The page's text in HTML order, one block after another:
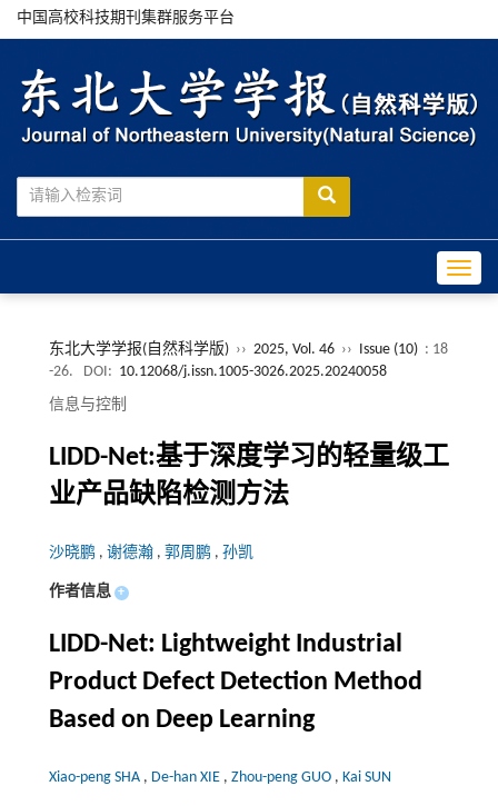
中国高校科技期刊集群服务平台
东北大学学报(自然科学版) ›› 2025, Vol. 46 ›› Issue (10) : 18
-26.
DOI: 10.12068/j.issn.1005-3026.2025.20240058
信息与控制
LIDD-Net:基于深度学习的轻量级工
业产品缺陷检测方法
沙晓鹏 , 谢德瀚 , 郭周鹏 , 孙凯
作者信息 +
LIDD-Net: Lightweight Industrial
Product Defect Detection Method
Based on Deep Learning
Xiao-peng SHA , De-han XIE , Zhou-peng GUO , Kai SUN